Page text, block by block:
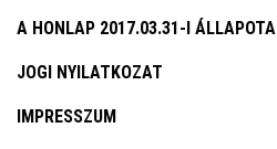
A HONLAP 2017.03.31-I ÁLLAPOTA
JOGI NYILATKOZAT
IMPRESSZUM